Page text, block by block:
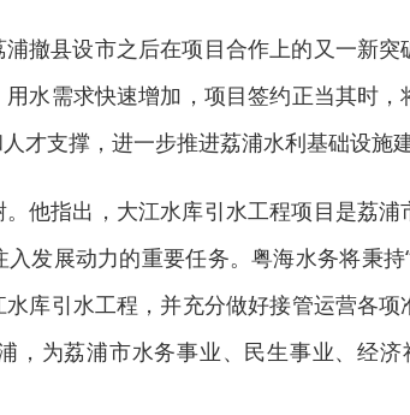
撤县设市之后在项目合作上的又一新
水需求快速增加，项目签约正当其时
才支撑，进一步推进荔浦水利基础设施
他指出，大江水库引水工程项目是荔
发展动力的重要任务。粤海水务将秉
库引水工程，并充分做好接管运营各
，为荔浦市水务事业、民生事业、经